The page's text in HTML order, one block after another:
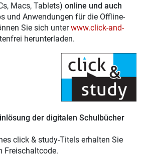
Macs, Tablets) online und auch
und Anwendungen für die Offline-
Sie sich unterwww.click-and-
herunterladen.
der digitalen Schulbücher
click & study-Titels erhalten Sie
Freischaltcode.